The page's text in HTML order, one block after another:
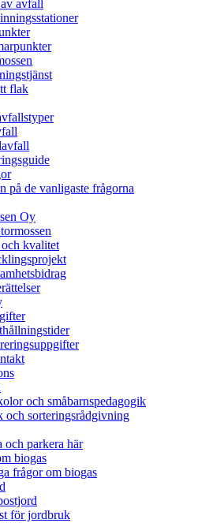
avfall
flak
på de vanligaste frågorna
Oy
kvalitet
och småbarnspedagogik
och sorteringsrådgivning
och parkera här
biogas
frågor om biogas
för jordbruk